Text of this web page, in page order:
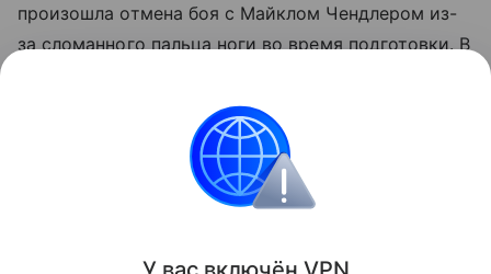
произошла отмена боя с Майклом Чендлером из-
за сломанного пальца ноги во время подготовки. В
сложный перелом голени в июле 2021-го.
На счету Конора Макгрегора - 22 победы и 7
Поделиться